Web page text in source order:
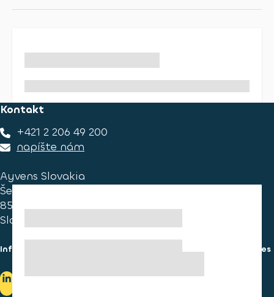
Kontakt
+421 2 206 49 200
napíšte nám
Ayvens Slovakia
Ševčenkova 34
851 01 Bratislava
Slovakia
Informácie pre spotrebiteľa Informácie o používaní cookies